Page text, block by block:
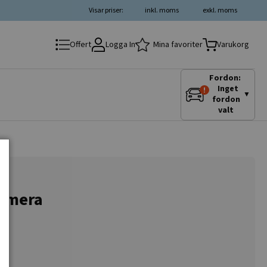
exkl. moms
inkl. moms
Visar priser:
Offert Logga In Mina favoriter Varukorg
Fordon:
Inget
fordon
valt
▼